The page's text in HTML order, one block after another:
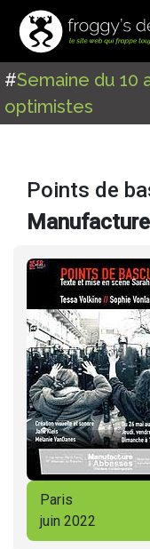
#Semaine du 10
optimistes
Points de
Paris
juin 2022